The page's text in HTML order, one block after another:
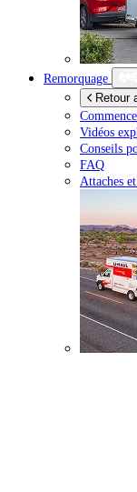
Remorquage
Retour
Vidéos
Conseils
FAQ
Attaches